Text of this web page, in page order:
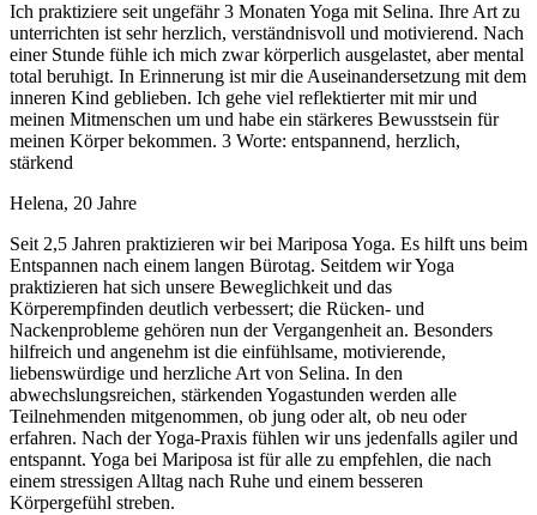
Ich praktiziere seit ungefähr 3 Monaten Yoga mit Selina. Ihre Art zu
unterrichten ist sehr herzlich, verständnisvoll und motivierend. Nach
einer Stunde fühle ich mich zwar körperlich ausgelastet, aber mental
total beruhigt. In Erinnerung ist mir die Auseinandersetzung mit dem
inneren Kind geblieben. Ich gehe viel reflektierter mit mir und
meinen Mitmenschen um und habe ein stärkeres Bewusstsein für
meinen Körper bekommen. 3 Worte: entspannend, herzlich,
stärkend
Helena, 20 Jahre
Seit 2,5 Jahren praktizieren wir bei Mariposa Yoga. Es hilft uns beim
Entspannen nach einem langen Bürotag. Seitdem wir Yoga
praktizieren hat sich unsere Beweglichkeit und das
Körperempfinden deutlich verbessert; die Rücken- und
Nackenprobleme gehören nun der Vergangenheit an. Besonders
hilfreich und angenehm ist die einfühlsame, motivierende,
liebenswürdige und herzliche Art von Selina. In den
abwechslungsreichen, stärkenden Yogastunden werden alle
Teilnehmenden mitgenommen, ob jung oder alt, ob neu oder
erfahren. Nach der Yoga-Praxis fühlen wir uns jedenfalls agiler und
entspannt. Yoga bei Mariposa ist für alle zu empfehlen, die nach
einem stressigen Alltag nach Ruhe und einem besseren
Körpergefühl streben.